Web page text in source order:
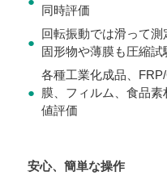
同時評価
●
回転振動では滑って
固形物や薄膜も圧縮
●
各種工業化成品、
膜、フィルム、食品
値評価
安心、簡単な操作